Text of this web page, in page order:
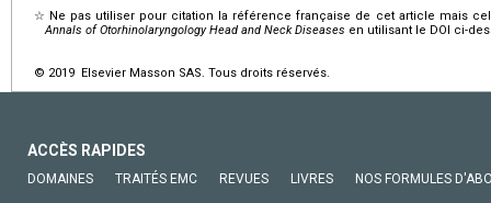
☆ Ne pas utiliser pour citation la référence française de cet article mais
Annals of Otorhinolaryngology Head and Neck Diseases en utilisant le DOI ci-
© 2019 Elsevier Masson SAS. Tous droits réservés.
ACCÈS RAPIDES
DOMAINES TRAITÉS EMC REVUES LIVRES NOS FORMULES